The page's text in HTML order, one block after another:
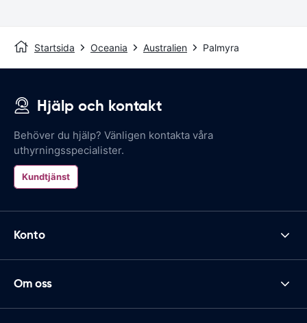
Startsida Oceania Australien Palmyra
Hjälp och kontakt
Behöver du hjälp? Vänligen kontakta våra
uthyrningsspecialister.
Kundtjänst
Konto
Om oss